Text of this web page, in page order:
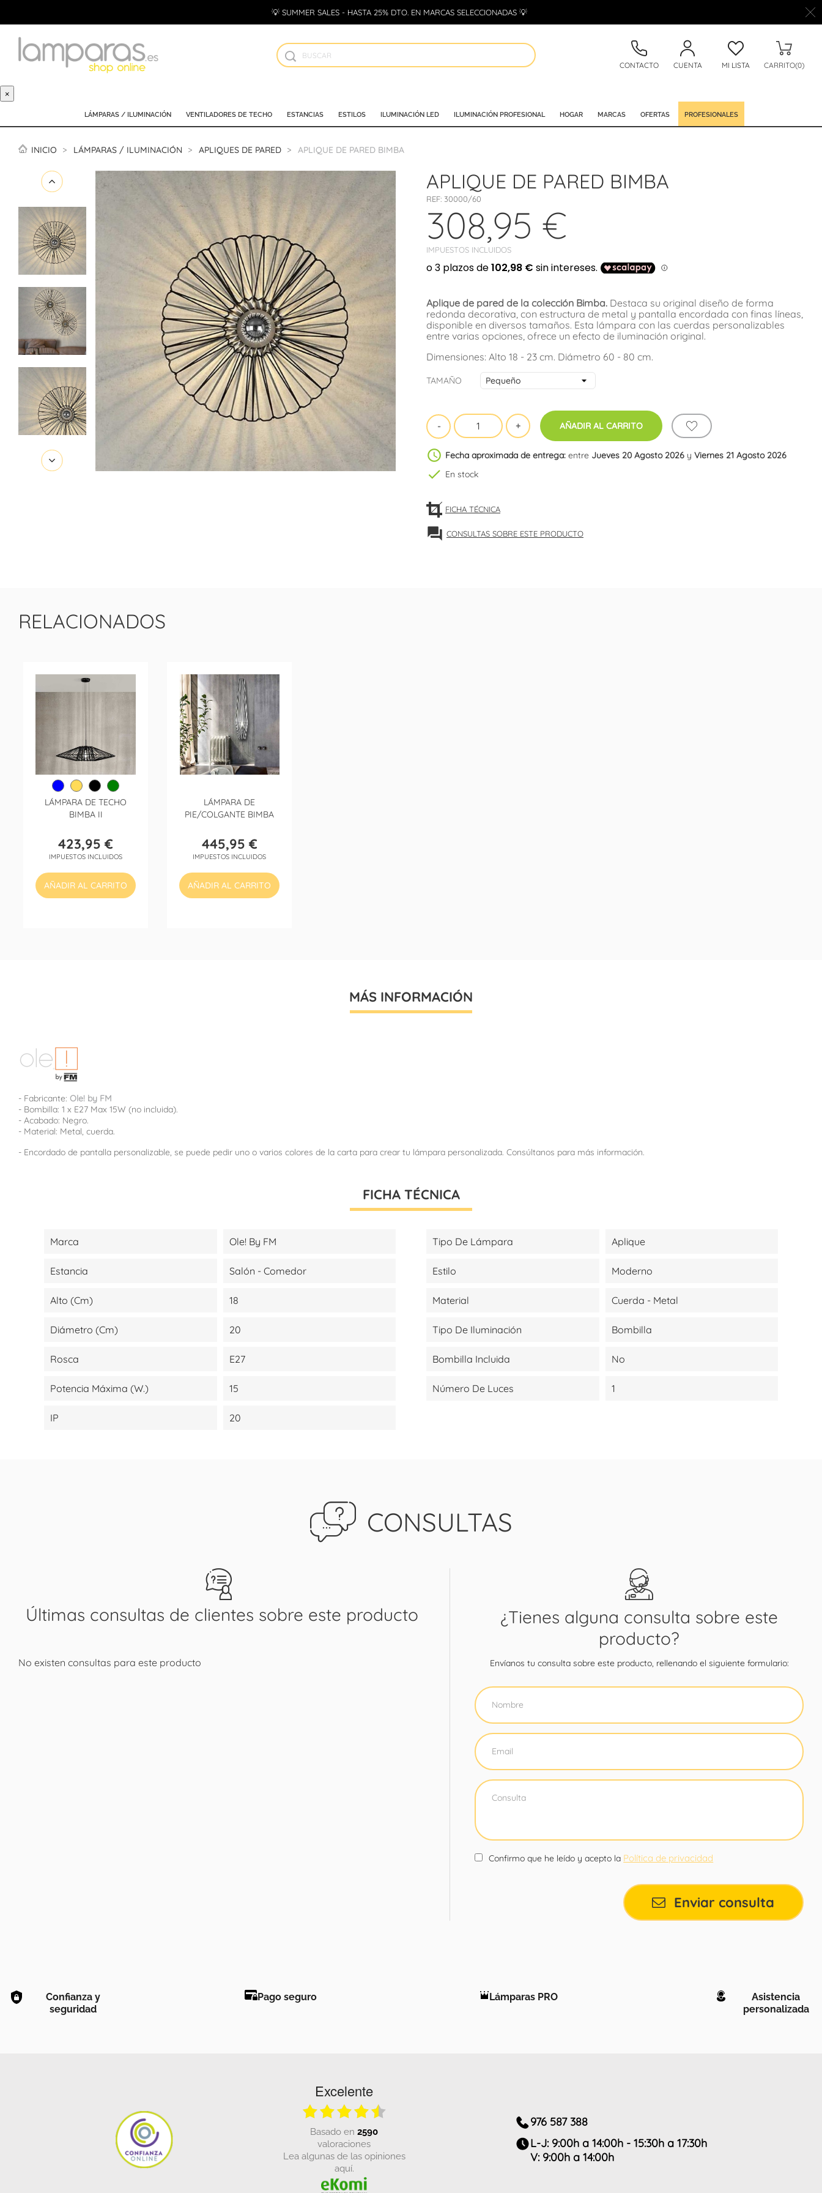
💡 SUMMER SALES - HASTA 25% DTO. EN MARCAS SELECCIONADAS 💡
CONTACTO CUENTA MI LISTA CARRITO(0)
×
LÁMPARAS / ILUMINACIÓN VENTILADORES DE TECHO ESTANCIAS ESTILOS ILUMINACIÓN LED ILUMINACIÓN PROFESIONAL HOGAR MARCAS OFERTAS PROFESIONALES
INICIO LÁMPARAS / ILUMINACIÓN APLIQUES DE PARED APLIQUE DE PARED BIMBA
APLIQUE DE PARED BIMBA
REF: 30000/60
308,95 €
IMPUESTOS INCLUIDOS
Aplique de pared de la colección Bimba. Destaca su original diseño de forma
redonda decorativa, con estructura de metal y pantalla encordada con finas líneas,
disponible en diversos tamaños. Esta lámpara con las cuerdas personalizables
entre varias opciones, ofrece un efecto de iluminación original.
Dimensiones: Alto 18 - 23 cm. Diámetro 60 - 80 cm.
TAMAÑO
AÑADIR AL CARRITO
schedule Fecha aproximada de entrega: entre Jueves 20 Agosto 2026 y Viernes 21 Agosto 2026
check En stock
FICHA TÉCNICA
forum CONSULTAS SOBRE ESTE PRODUCTO
RELACIONADOS
LÁMPARA DE TECHO
BIMBA II
Precio
423,95 €
IMPUESTOS INCLUIDOS
AÑADIR AL CARRITO
LÁMPARA DE
PIE/COLGANTE BIMBA
Precio
445,95 €
IMPUESTOS INCLUIDOS
AÑADIR AL CARRITO
MÁS INFORMACIÓN
- Fabricante: Ole! by FM
- Bombilla: 1 x E27 Max 15W (no incluida).
- Acabado: Negro.
- Material: Metal, cuerda.
- Encordado de pantalla personalizable, se puede pedir uno o varios colores de la carta para crear tu lámpara personalizada. Consúltanos para más información.
FICHA TÉCNICA
Marca Ole! By FM Tipo De Lámpara Aplique
Estancia Salón - Comedor Estilo Moderno
Alto (cm) 18 Material Cuerda - Metal
Diámetro (cm) 20 Tipo De Iluminación Bombilla
Rosca E27 Bombilla Incluida No
Potencia Máxima (W.) 15 Número De Luces 1
IP 20
CONSULTAS
Últimas consultas de clientes sobre este producto
No existen consultas para este producto
¿Tienes alguna consulta sobre este
producto?
Envíanos tu consulta sobre este producto, rellenando el siguiente formulario:
Confirmo que he leído y acepto la Política de privacidad
Enviar consulta
Confianza y
seguridad
Pago seguro Lámparas PRO
Asistencia
personalizada
Excelente
basado en 2590
valoraciones
Lea algunas de las opiniones
aquí.
976 587 388
L-J: 9:00h a 14:00h - 15:30h a 17:30h
V: 9:00h a 14:00h